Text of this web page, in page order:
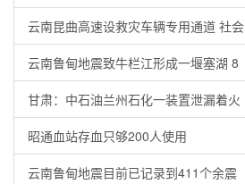
云南昆曲高速设救灾车辆专用通道 社会
云南鲁甸地震致牛栏江形成一堰塞湖 8
甘肃：中石油兰州石化一装置泄漏着火
昭通血站存血只够200人使用
云南鲁甸地震目前已记录到411个余震